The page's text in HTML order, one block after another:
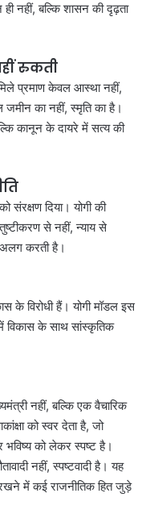
नहीं, बल्कि शासन की दृढ़ता
रुकती
प्रमाण केवल आस्था नहीं,
का नहीं, स्मृति का है।
कानून के दायरे में सत्य की
संरक्षण दिया। योगी की
से नहीं, न्याय से
करती है।
के विरोधी हैं। योगी मॉडल इस
विकास के साथ सांस्कृतिक
नहीं, बल्कि एक वैचारिक
को स्वर देता है, जो
भविष्य को लेकर स्पष्ट है।
नहीं, स्पष्टवादी है। यह
में कई राजनीतिक हित जुड़े